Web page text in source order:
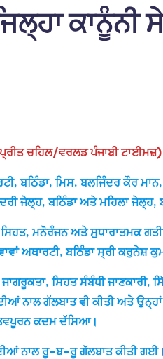
ਕਾਨੂੰਨੀ
ਚਹਿਲ/ਵਰਲਡ ਪੰਜਾਬੀ ਟਾਈਮਜ਼)
ਬਠਿੰਡਾ, ਮਿਸ. ਬਲਜਿੰਦਰ ਕੌਰ
ਜੇਲ੍ਹ, ਬਠਿੰਡਾ ਅਤੇ ਮਹਿਲਾ ਜੇਲ੍ਹ,
ਮਨੋਰੰਜਨ ਅਤੇ ਸੁਧਾਰਾਤਮਕ
ਅਥਾਰਟੀ, ਬਠਿੰਡਾ ਸ੍ਰੀ ਕਰੁਨੇਸ਼
ਸਿਹਤ ਸੰਬੰਧੀ
ਨਾਲ ਗੱਲਬਾਤ ਵੀ ਕੀਤੀ ਅਤੇ
ਕਦਮ ਦੱਸਿਆ।
ਨਾਲ ਰੂ-ਬ-ਰੂ ਗੱਲਬਾਤ ਕੀਤੀ